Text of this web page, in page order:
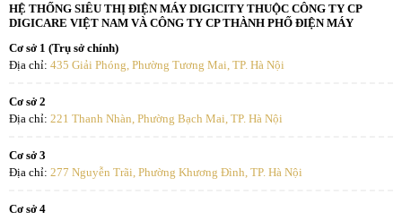
HỆ THỐNG SIÊU THỊ ĐIỆN MÁY DIGICITY THUỘC CÔNG TY CP
DIGICARE VIỆT NAM VÀ CÔNG TY CP THÀNH PHỐ ĐIỆN MÁY
Cơ sở 1 (Trụ sở chính)
Địa chỉ: 435 Giải Phóng, Phường Tương Mai, TP. Hà Nội
Cơ sở 2
Địa chỉ: 221 Thanh Nhàn, Phường Bạch Mai, TP. Hà Nội
Cơ sở 3
Địa chỉ: 277 Nguyễn Trãi, Phường Khương Đình, TP. Hà Nội
Cơ sở 4